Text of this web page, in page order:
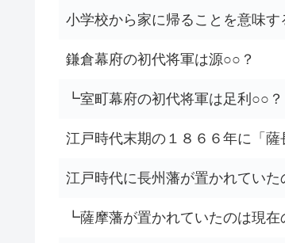
小学校から家に帰ることを意味す
鎌倉幕府の初代将軍は源○○？
┗室町幕府の初代将軍は足利○○？
江戸時代末期の１８６６年に「
江戸時代に長州藩が置かれていた
┗薩摩藩が置かれていたのは現在